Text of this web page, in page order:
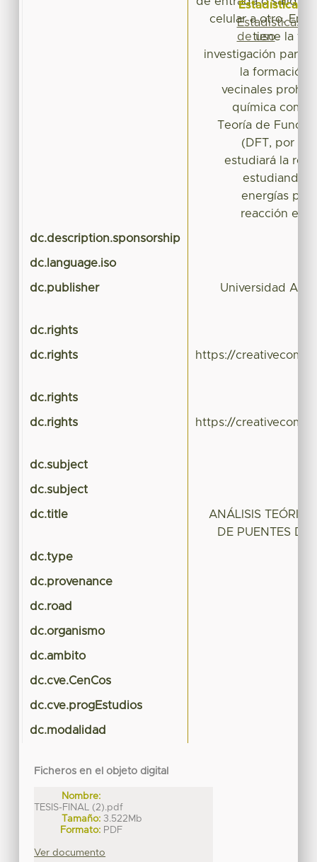
celular a otro. En
tiene la
investigación para
la formación
vecinales
química
Teoría de
(DFT, por
estudiará la
estudiando
energías
reacción e
dc.description.sponsorship
dc.language.iso
dc.publisher Universidad
dc.rights
dc.rights https://
dc.rights
dc.rights https://
dc.subject
dc.subject
dc.title
ANÁLISIS
DE PUENTES
dc.type
dc.provenance
dc.road
dc.organismo
dc.ambito
dc.cve.CenCos
dc.cve.progEstudios
dc.modalidad
Ficheros en el objeto digital
Nombre:
TESIS-FINAL (2).pdf
Tamaño: 3.522Mb
Formato: PDF
Ver documento
Estadísticas
Estadísticas
de uso